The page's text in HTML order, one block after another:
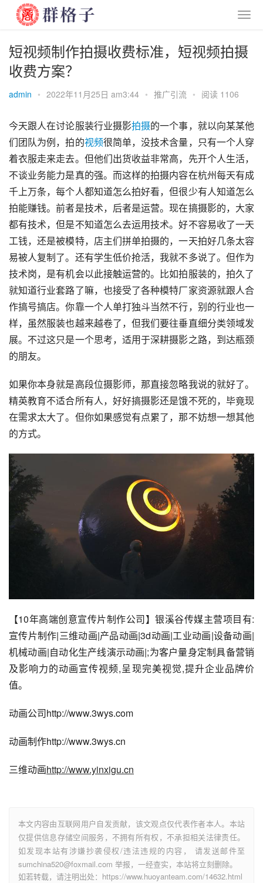
短视频制作拍摄收费标准，短视频拍摄
收费方案？
admin • 2022年11月25日 am3:44 • 推广引流 • 阅读 1106
今天跟人在讨论服装行业摄影拍摄的一个事，就以向某某他
们团队为例，拍的视频很简单，没技术含量，只有一个人穿
着衣服走来走去。但他们出货收益非常高，先开个人生活，
不谈业务能力是真的强。而这样的拍摄内容在杭州每天有成
千上万条，每个人都知道怎么拍好看，但很少有人知道怎么
拍能赚钱。前者是技术，后者是运营。现在搞摄影的，大家
都有技术，但是不知道怎么去运用技术。好不容易收了一天
工钱，还是被模特，店主们拼单拍摄的，一天拍好几条太容
易被人复制了。还有学生低价抢活，我就不多说了。但作为
技术岗，是有机会以此接触运营的。比如拍服装的，拍久了
就知道行业套路了嘛，也接受了各种模特厂家资源就跟人合
作搞号搞店。你靠一个人单打独斗当然不行，别的行业也一
样，虽然服装也越来越卷了，但我们要往垂直细分类领域发
展。不过这只是一个思考，适用于深耕摄影之路，到达瓶颈
的朋友。
如果你本身就是高段位摄影师，那直接忽略我说的就好了。
精英教育不适合所有人，好好搞摄影还是饿不死的，毕竟现
在需求太大了。但你如果感觉有点累了，那不妨想一想其他
的方式。
【10年高端创意宣传片制作公司】银溪谷传媒主营项目有:
宣传片制作|三维动画|产品动画|3d动画|工业动画|设备动画|
机械动画|自动化生产线演示动画|;为客户量身定制具备营销
及影响力的动画宣传视频,呈现完美视觉,提升企业品牌价
值。
动画公司http://www.3wys.com
动画制作http://www.3wys.cn
三维动画http://www.yinxigu.cn
本文内容由互联网用户自发贡献，该文观点仅代表作者本人。本站
仅提供信息存储空间服务，不拥有所有权，不承担相关法律责任。
如发现本站有涉嫌抄袭侵权/违法违规的内容， 请发送邮件至
sumchina520@foxmail.com 举报，一经查实，本站将立刻删除。
如若转载，请注明出处：https://www.huoyanteam.com/14632.html